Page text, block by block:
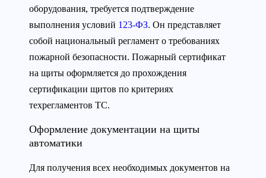
оборудования, требуется подтверждение
выполнения условий 123-ФЗ. Он представляет
собой национальный регламент о требованиях
пожарной безопасности. Пожарный сертификат
на щиты оформляется до прохождения
сертификации щитов по критериях
техрегламентов ТС.
Оформление документации на щиты
автоматики
Для получения всех необходимых документов на